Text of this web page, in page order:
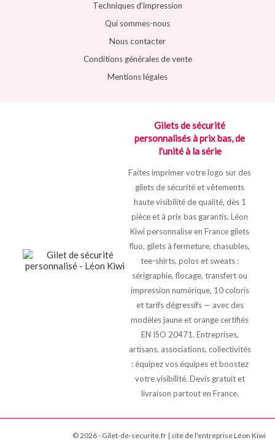
Techniques d'impression
Qui sommes-nous
Nous contacter
Conditions générales de vente
Mentions légales
Gilets de sécurité
personnalisés à prix bas, de
l'unité à la série
Faites imprimer votre logo sur des
gilets de sécurité et vêtements
haute visibilité de qualité, dès 1
pièce et à prix bas garantis. Léon
Kiwi personnalise en France gilets
fluo, gilets à fermeture, chasubles,
tee-shirts, polos et sweats :
sérigraphie, flocage, transfert ou
impression numérique, 10 coloris
et tarifs dégressifs — avec des
modèles jaune et orange certifiés
EN ISO 20471. Entreprises,
artisans, associations, collectivités
: équipez vos équipes et boostez
votre visibilité. Devis gratuit et
livraison partout en France.
© 2026 - Gilet-de-securite.fr | site de l'entreprise Léon Kiwi